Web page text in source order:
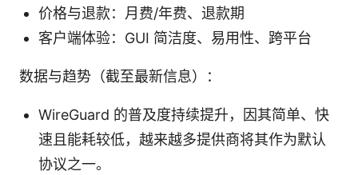
价格与退款：月费/年费、退款期
客户端体验：GUI 简洁度、易用性、跨平台
数据与趋势（截至最新信息）：
WireGuard 的普及度持续提升，因其简单、快
速且能耗较低，越来越多提供商将其作为默认
协议之一。